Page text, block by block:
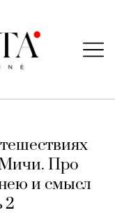
Про
и смысл
2